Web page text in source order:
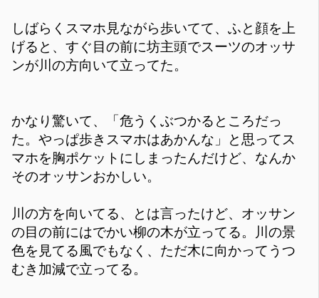
しばらくスマホ見ながら歩いてて、ふと顔を上
げると、すぐ目の前に坊主頭でスーツのオッサ
ンが川の方向いて立ってた。
かなり驚いて、「危うくぶつかるところだっ
た。やっぱ歩きスマホはあかんな」と思ってス
マホを胸ポケットにしまったんだけど、なんか
そのオッサンおかしい。
川の方を向いてる、とは言ったけど、オッサン
の目の前にはでかい柳の木が立ってる。川の景
色を見てる風でもなく、ただ木に向かってうつ
むき加減で立ってる。